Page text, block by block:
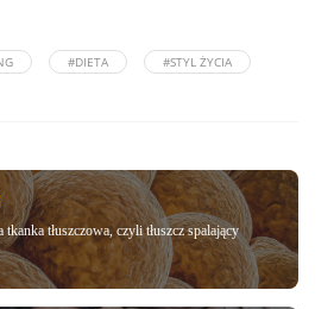
#DIETA #STYL ŻYCIA
tkanka tłuszczowa, czyli tłuszcz spalający